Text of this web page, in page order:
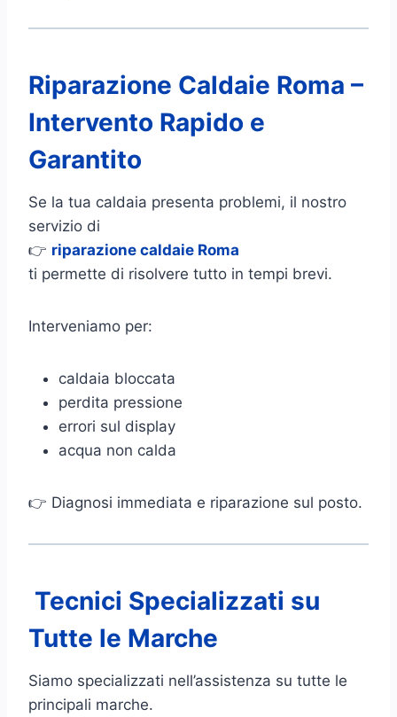
Riparazione Caldaie Roma –
Intervento Rapido e
Garantito
Se la tua caldaia presenta problemi, il nostro
servizio di
👉 riparazione caldaie Roma
ti permette di risolvere tutto in tempi brevi.
Interveniamo per:
caldaia bloccata
perdita pressione
errori sul display
acqua non calda
👉 Diagnosi immediata e riparazione sul posto.
Tecnici Specializzati su
Tutte le Marche
Siamo specializzati nell’assistenza su tutte le
principali marche.